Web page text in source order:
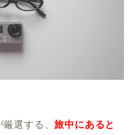
厳選する、旅中にあると